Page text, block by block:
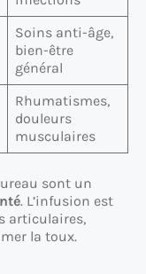
Soins anti-âge,
bien-être
général
Rhumatismes,
douleurs
musculaires
sont un
. L’infusion est
articulaires,
la toux.